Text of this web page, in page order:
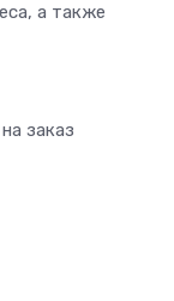
а также
заказ